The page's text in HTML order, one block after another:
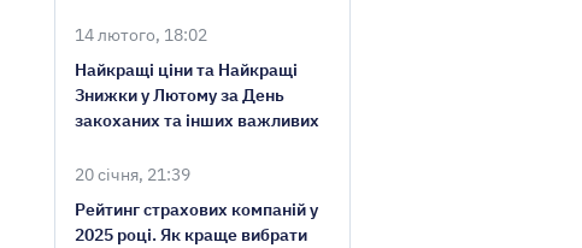
14 лютого, 18:02
Найкращі ціни та Найкращі
Знижки у Лютому за День
закоханих та інших важливих
20 січня, 21:39
Рейтинг страхових компаній у
2025 році. Як краще вибрати